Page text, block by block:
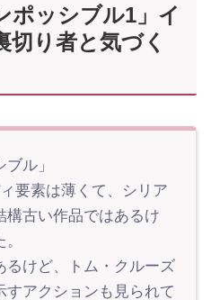
ポッシブル1」イ
切り者と気づく
ル」
要素は薄くて、シリア
構古い作品ではあるけ
るけど、トム・クルーズ
アクションも見られて